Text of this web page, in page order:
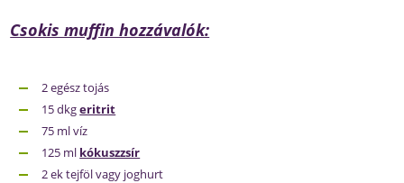
Csokis muffin hozzávalók:
2 egész tojás
15 dkgeritrit
75 ml víz
125 ml kókuszzsír
2 ek tejföl vagy joghurt